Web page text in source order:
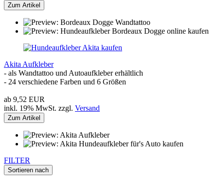
Zum Artikel
Akita Aufkleber
- als Wandtattoo und Autoaufkleber erhältlich
- 24 verschiedene Farben und 6 Größen
ab 9,52 EUR
inkl. 19% MwSt. zzgl. Versand
Zum Artikel
FILTER
Sortieren nach